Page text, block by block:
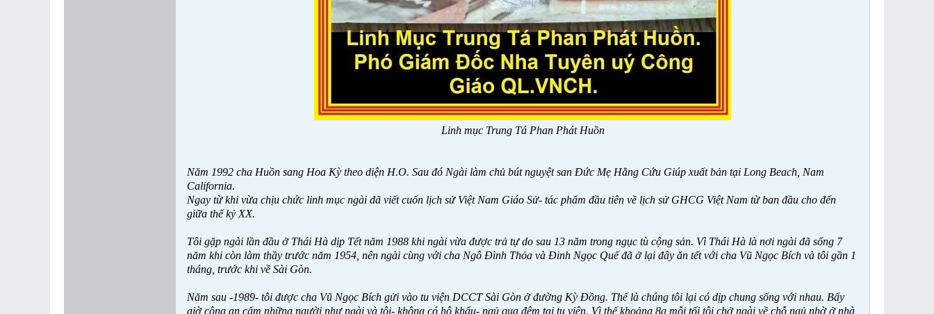
Linh mục Trung Tá Phan Phát Huồn
Năm 1992 cha Huồn sang Hoa Kỳ theo diện H.O. Sau đó Ngài làm chủ bút nguyệt san Đức Mẹ Hằng Cứu Giúp xuất bản tại Long Beach, Nam
California.
Ngay từ khi vừa chịu chức linh mục ngài đã viết cuốn lịch sử Việt Nam Giáo Sử- tác phẩm đầu tiên về lịch sử GHCG Việt Nam từ ban đầu cho đến
giữa thế kỷ XX.
Tôi gặp ngài lần đầu ở Thái Hà dịp Tết năm 1988 khi ngài vừa được trả tự do sau 13 năm trong ngục tù cộng sản. Vì Thái Hà là nơi ngài đã sống 7
năm khi còn làm thầy trước năm 1954, nên ngài cùng với cha Ngô Đình Thỏa và Đinh Ngọc Quế đã ở lại đây ăn tết với cha Vũ Ngọc Bích và tôi gần 1
tháng, trước khi về Sài Gòn.
Năm sau -1989- tôi được cha Vũ Ngọc Bích gửi vào tu viện DCCT Sài Gòn ở đường Kỳ Đồng. Thế là chúng tôi lại có dịp chung sống với nhau. Bấy
giờ công an cấm những người như ngài và tôi- không có hộ khẩu- ngủ qua đêm tại tu viện. Vì thế khoảng 8g mỗi tối tôi chở ngài về chỗ ngủ nhờ ở nhà